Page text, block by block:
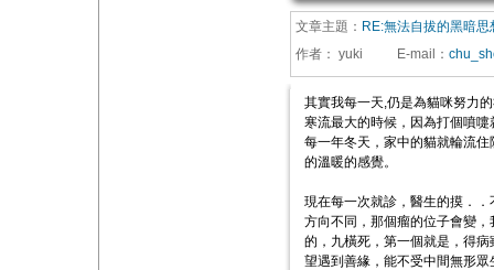
文章主題： RE:無法自拔的黑暗思
作者： yuki E-mail ：
其實我每一天,仍是為貓咪努力
寒流最大的時候，因為打個噴
每一年冬天，家中的貓就輪流
的溫暖的感覺。
現在每一次就診，醫生的摸．
方向不同，那個瘤的位子會變
的，九橫死，第一個就是，得
望遇到善緣，能不受中間無形